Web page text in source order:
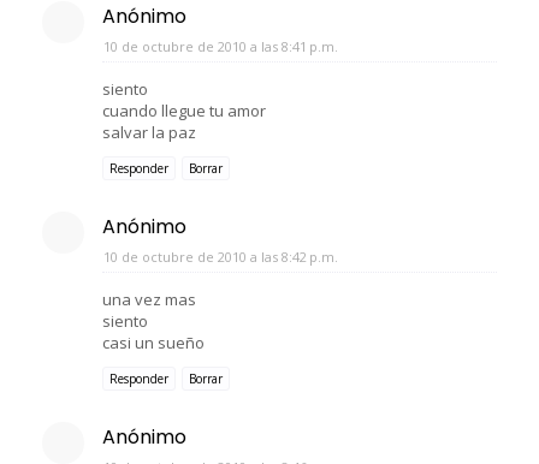
Anónimo
10 de octubre de 2010 a las 8:41 p.m.
siento
cuando llegue tu amor
salvar la paz
Responder Borrar
Anónimo
10 de octubre de 2010 a las 8:42 p.m.
una vez mas
siento
casi un sueño
Responder Borrar
Anónimo